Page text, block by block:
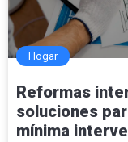
Hogar
Reformas
soluciones
mínima